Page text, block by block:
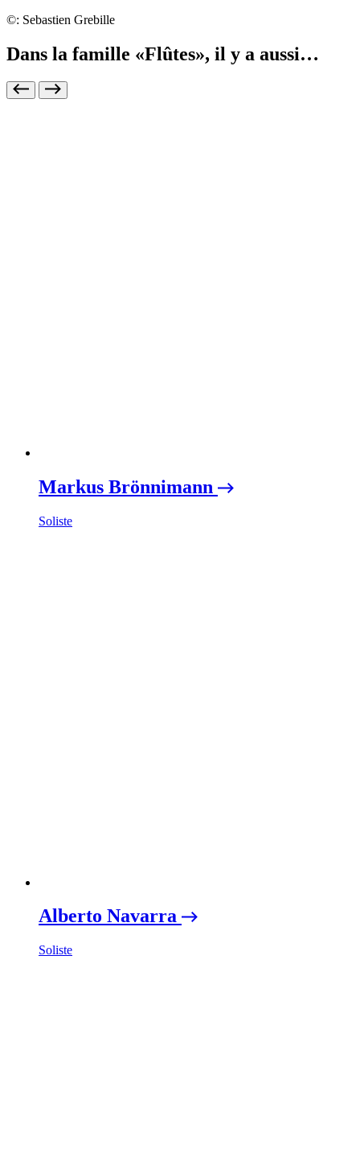
©: Sebastien Grebille
Dans la famille «Flûtes», il y a aussi…
Markus Brönnimann
Soliste
Alberto Navarra
Soliste